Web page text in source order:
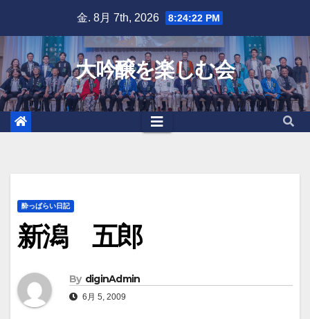
content
金. 8月 7th, 2026 8:24:23 PM
大吟醸を楽しむ会
酔っぱらい日記
新潟 五郎
By diginAdmin
6月 5, 2009